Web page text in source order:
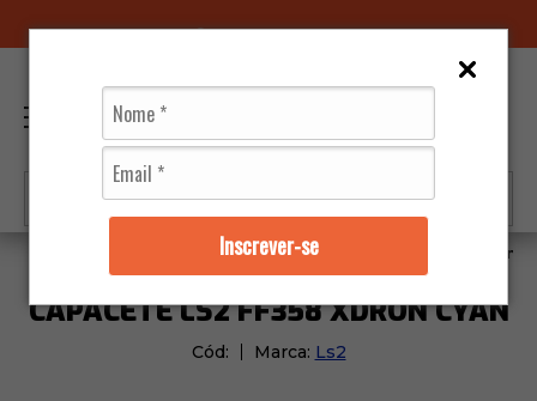
Inscrever-se
Capacete Ls2 FF358 Xdron Cyan
CAPACETE LS2 FF358 XDRON CYAN
Cód: Marca: Ls2